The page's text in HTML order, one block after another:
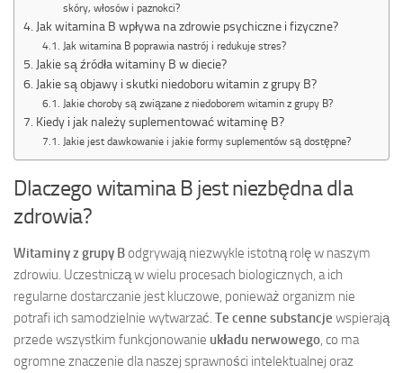
skóry, włosów i paznokci?
Jak witamina B wpływa na zdrowie psychiczne i fizyczne?
Jak witamina B poprawia nastrój i redukuje stres?
Jakie są źródła witaminy B w diecie?
Jakie są objawy i skutki niedoboru witamin z grupy B?
Jakie choroby są związane z niedoborem witamin z grupy B?
Kiedy i jak należy suplementować witaminę B?
Jakie jest dawkowanie i jakie formy suplementów są dostępne?
Dlaczego witamina B jest niezbędna dla
zdrowia?
Witaminy z grupy Bodgrywają niezwykle istotną rolę w naszym
zdrowiu. Uczestniczą w wielu procesach biologicznych, a ich
regularne dostarczanie jest kluczowe, ponieważ organizm nie
potrafi ich samodzielnie wytwarzać. Te cenne substancje wspierają
przede wszystkim funkcjonowanie układu nerwowego, co ma
ogromne znaczenie dla naszej sprawności intelektualnej oraz